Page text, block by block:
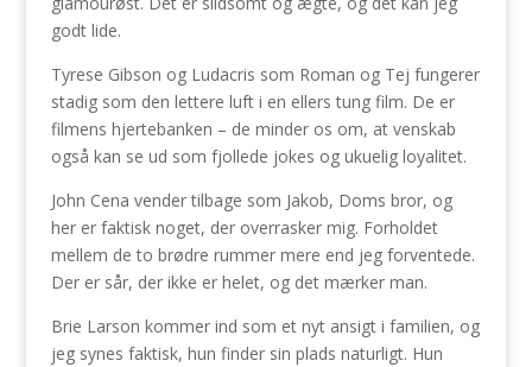
godt lide.
Tyrese Gibson og Ludacris som Roman og Tej fungerer
stadig som den lettere luft i en ellers tung film. De er
filmens hjertebanken – de minder os om, at venskab
også kan se ud som fjollede jokes og ukuelig loyalitet.
John Cena vender tilbage som Jakob, Doms bror, og
her er faktisk noget, der overrasker mig. Forholdet
mellem de to brødre rummer mere end jeg forventede.
Der er sår, der ikke er helet, og det mærker man.
Brie Larson kommer ind som et nyt ansigt i familien, og
jeg synes faktisk, hun finder sin plads naturligt. Hun